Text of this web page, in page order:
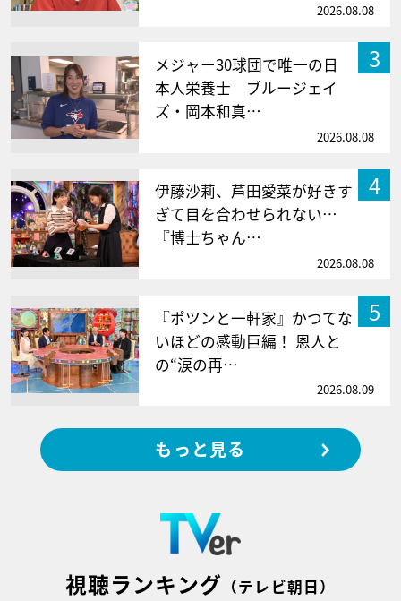
2026.08.08
3
メジャー30球団で唯一の日
本人栄養士 ブルージェイ
ズ・岡本和真…
2026.08.08
4
伊藤沙莉、芦田愛菜が好きす
ぎて目を合わせられない…
『博士ちゃん…
2026.08.08
5
『ポツンと一軒家』かつてな
いほどの感動巨編！ 恩人と
の“涙の再…
2026.08.09
もっと見る
視聴ランキング （テレビ朝日）